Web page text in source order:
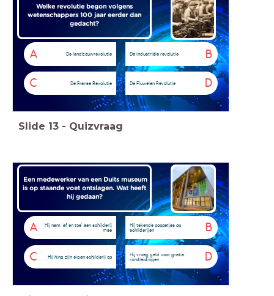
Welke revolutie begon volgens
wetenschappers 100 jaar eerder dan
gedacht?
A De landbouwrevolutie B
De industriële revolutie
C De Franse Revolutie D
De Fluwelen Revolutie
Slide 13 - Quizvraag
Een medewerker van een Duits museum
is op staande voet ontslagen. Wat heeft
hij gedaan?
A
Hij nam 'af en toe' een schilderij
mee
B
Hij tekende poppetjes op
schilderijen
C Hij hing zijn eigen schilderij op D
Hij vroeg geld voor gratis
rondleidingen